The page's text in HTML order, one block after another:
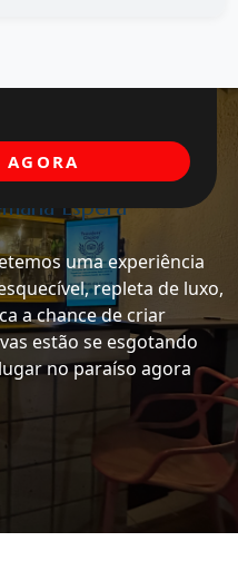
Espera
uma experiência
repleta de luxo,
a chance de criar
estão se esgotando
no paraíso agora
AGORA